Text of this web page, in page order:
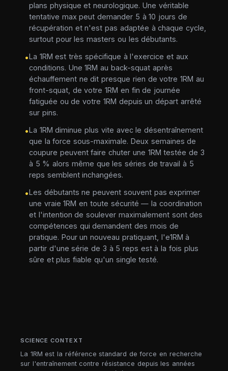
plans physique et neurologique. Une véritable
tentative max peut demander 5 à 10 jours de
récupération et n'est pas adaptée à chaque cycle,
surtout pour les masters ou les débutants.
•La 1RM est très spécifique à l'exercice et aux
conditions. Une 1RM au back-squat après
échauffement ne dit presque rien de votre 1RM au
front-squat, de votre 1RM en fin de journée
fatiguée ou de votre 1RM depuis un départ arrêté
sur pins.
•La 1RM diminue plus vite avec le désentraînement
que la force sous-maximale. Deux semaines de
coupure peuvent faire chuter une 1RM testée de 3
à 5 % alors même que les séries de travail à 5
reps semblent inchangées.
•Les débutants ne peuvent souvent pas exprimer
une vraie 1RM en toute sécurité — la coordination
et l'intention de soulever maximalement sont des
compétences qui demandent des mois de
pratique. Pour un nouveau pratiquant, l'e1RM à
partir d'une série de 3 à 5 reps est à la fois plus
sûre et plus fiable qu'un single testé.
SCIENCE CONTEXT
La 1RM est la référence standard de force en recherche
sur l'entraînement contre résistance depuis les années